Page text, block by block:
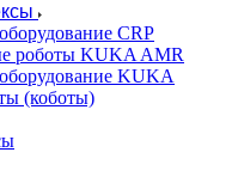
CRP
роботы KUKA AMR
KUKA
(коботы)